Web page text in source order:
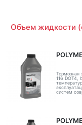
Объем жидкости
Тормозная
116 DOT4,
систем